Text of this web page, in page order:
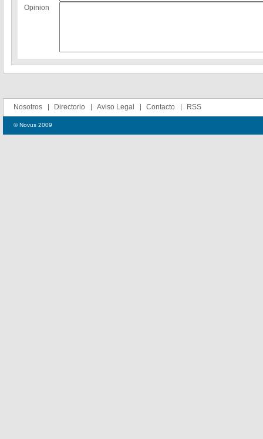
Opinion
Nosotros Directorio Aviso Legal Contacto RSS
© Novus 2009